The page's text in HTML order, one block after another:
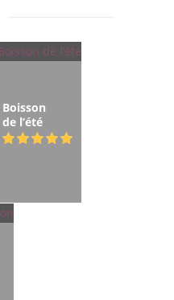
Boisson
de l’été